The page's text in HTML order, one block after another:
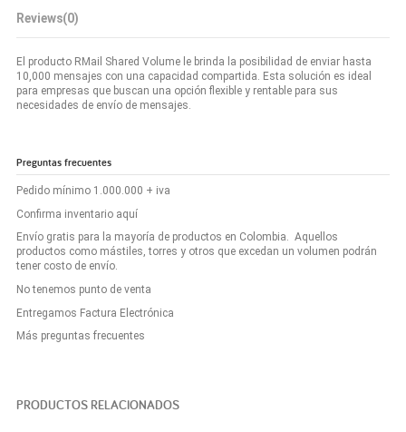
Reviews(0)
El producto RMail Shared Volume le brinda la posibilidad de enviar hasta
10,000 mensajes con una capacidad compartida. Esta solución es ideal
para empresas que buscan una opción flexible y rentable para sus
necesidades de envío de mensajes.
Preguntas frecuentes
Pedido mínimo 1.000.000 + iva
Confirma inventario aquí
Envío gratis para la mayoría de productos en Colombia. Aquellos
productos como mástiles, torres y otros que excedan un volumen podrán
tener costo de envío.
No tenemos punto de venta
Entregamos Factura Electrónica
Más preguntas frecuentes
PRODUCTOS RELACIONADOS